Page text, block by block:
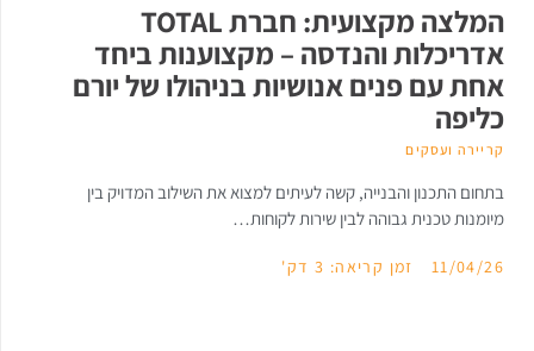
המלצה מקצועית: חברת TOTAL
אדריכלות והנדסה – מקצוענות ביחד
אחת עם פנים אנושיות בניהולו של יורם
כליפה
קריירה ועסקים
בתחום התכנון והבנייה, קשה לעיתים למצוא את השילוב המדויק בין
מיומנות טכנית גבוהה לבין שירות לקוחות…
11/04/26 זמן קריאה: 3 דק'